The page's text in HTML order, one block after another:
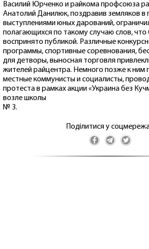
Василий Юрченко и райкома профсоюза
Анатолий Данилюк, поздравив земляков
выступлениями юных дарований,
полагающихся по такому случаю слов,
воспринято публикой. Различные
программы, спортивные соревнования,
для детворы, выносная торговля
жителей райцентра. Немного позже к ним
местные коммунисты и социалисты,
протеста в рамках акции «Украина без
возле школы
№ 3.
Поділитися у